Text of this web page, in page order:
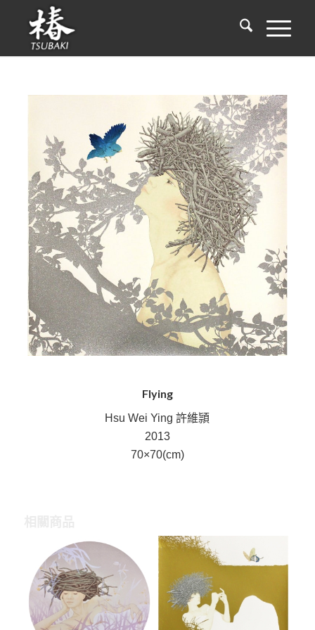
Flying
Hsu Wei Ying 許維頴
2013
70×70(cm)